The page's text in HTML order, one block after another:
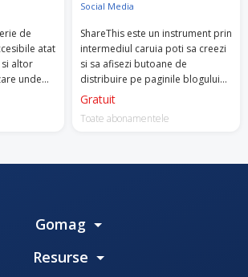
de
atat
si altor
unde
Social Media
ShareThis este un instrument prin
intermediul caruia poti sa creezi
si sa afisezi butoane de
distribuire pe paginile blogului
din magazinul tau online.
Gratuit
Toate abonamentele
Gomag
Resurse